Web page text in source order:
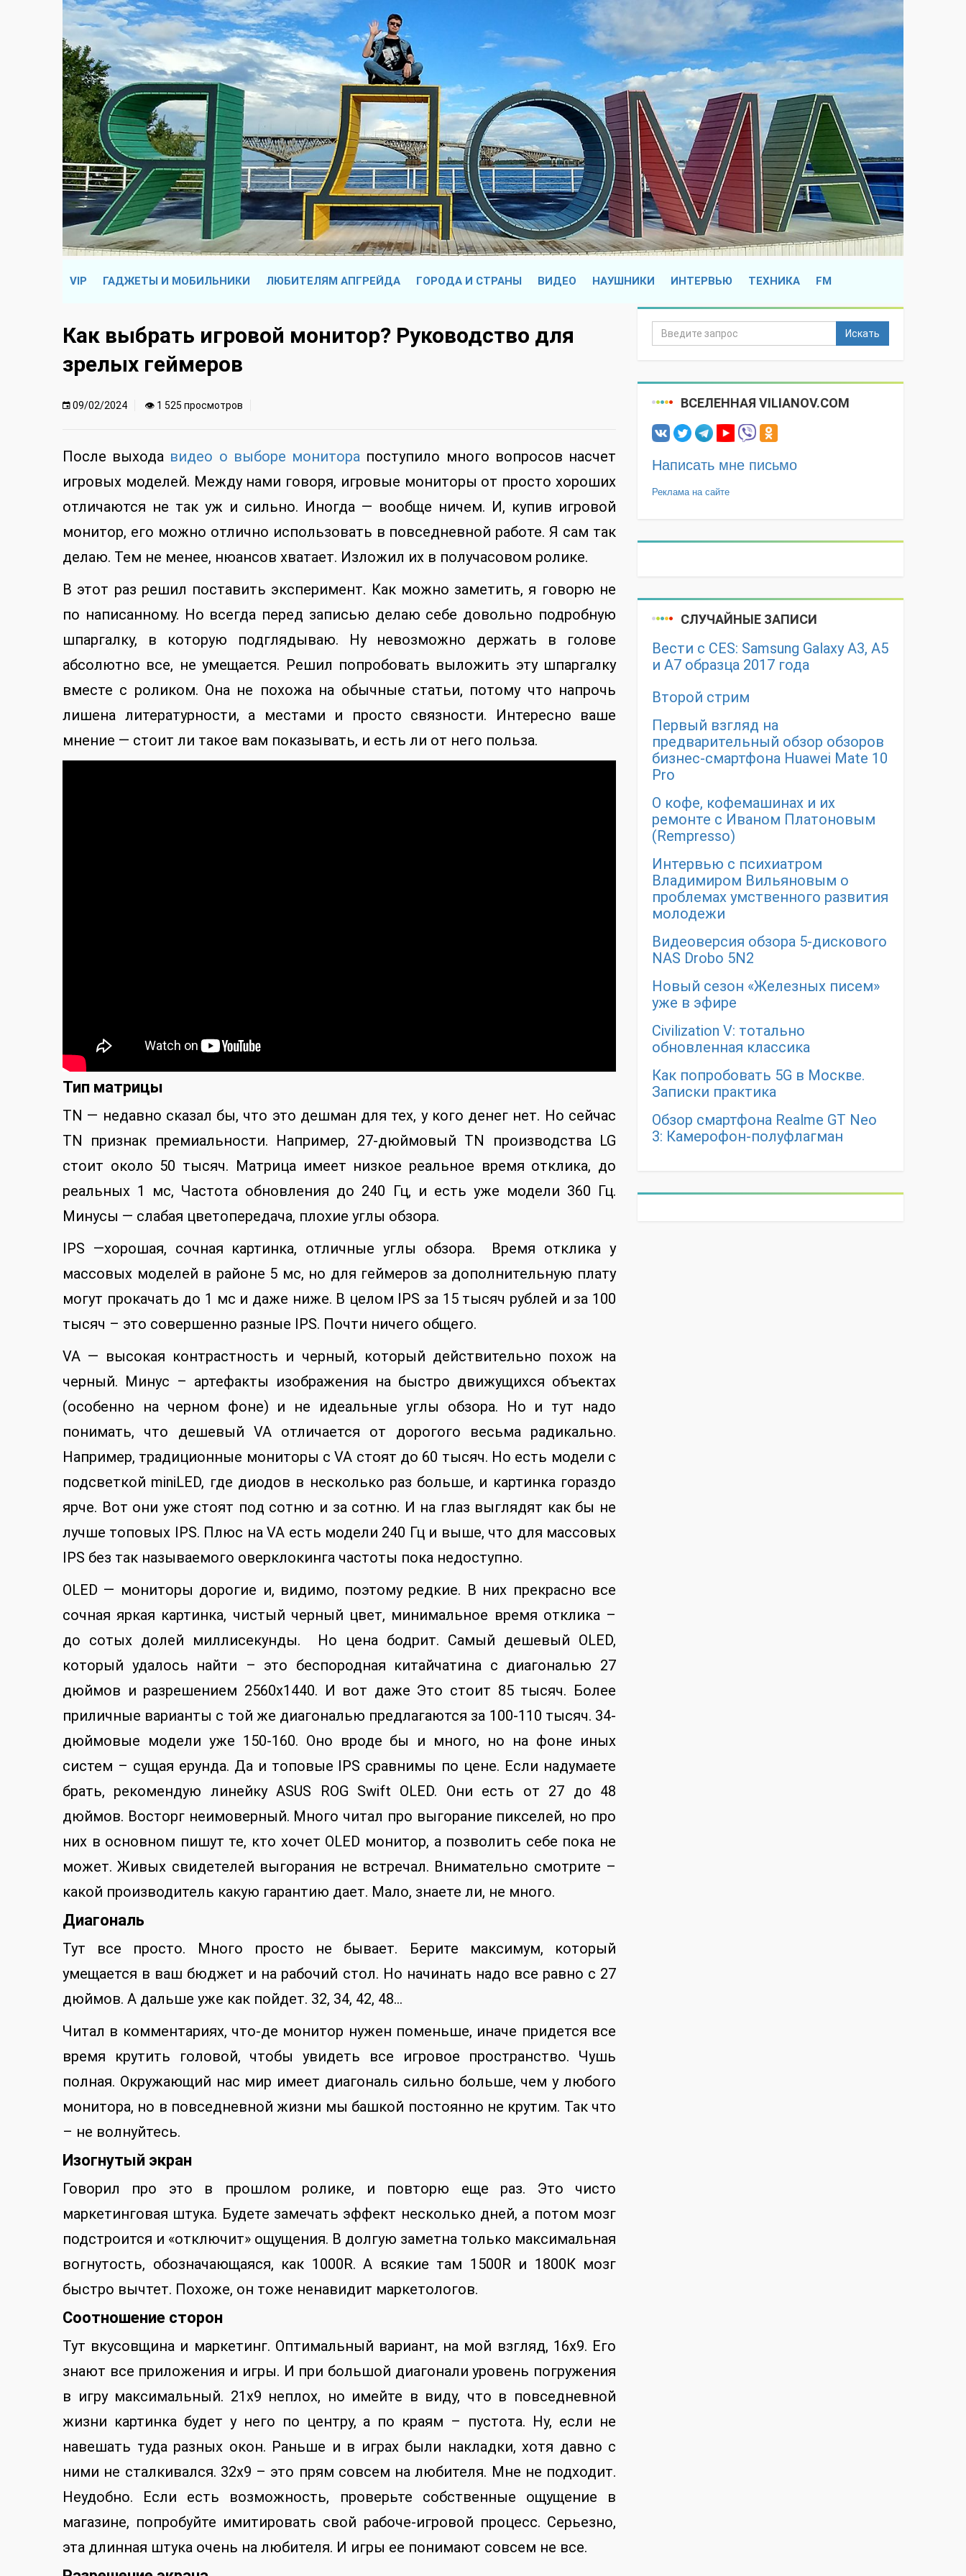
VIP ГАДЖЕТЫ И МОБИЛЬНИКИ ЛЮБИТЕЛЯМ АПГРЕЙДА ГОРОДА И СТРАНЫ ВИДЕО НАУШНИКИ ИНТЕРВЬЮ ТЕХНИКА FM
Как выбрать игровой монитор? Руководство для
зрелых геймеров
09/02/2024 👁 1 525 просмотров
После выхода видео о выборе монитора поступило много вопросов насчет
игровых моделей. Между нами говоря, игровые мониторы от просто хороших
отличаются не так уж и сильно. Иногда — вообще ничем. И, купив игровой
монитор, его можно отлично использовать в повседневной работе. Я сам так
делаю. Тем не менее, нюансов хватает. Изложил их в получасовом ролике.
В этот раз решил поставить эксперимент. Как можно заметить, я говорю не
по написанному. Но всегда перед записью делаю себе довольно подробную
шпаргалку, в которую подглядываю. Ну невозможно держать в голове
абсолютно все, не умещается. Решил попробовать выложить эту шпаргалку
вместе с роликом. Она не похожа на обычные статьи, потому что напрочь
лишена литературности, а местами и просто связности. Интересно ваше
мнение — стоит ли такое вам показывать, и есть ли от него польза.
Тип матрицы
TN — недавно сказал бы, что это дешман для тех, у кого денег нет. Но сейчас
TN признак премиальности. Например, 27-дюймовый TN производства LG
стоит около 50 тысяч. Матрица имеет низкое реальное время отклика, до
реальных 1 мс, Частота обновления до 240 Гц, и есть уже модели 360 Гц.
Минусы — слабая цветопередача, плохие углы обзора.
IPS —хорошая, сочная картинка, отличные углы обзора. Время отклика у
массовых моделей в районе 5 мс, но для геймеров за дополнительную плату
могут прокачать до 1 мс и даже ниже. В целом IPS за 15 тысяч рублей и за 100
тысяч – это совершенно разные IPS. Почти ничего общего.
VA — высокая контрастность и черный, который действительно похож на
черный. Минус – артефакты изображения на быстро движущихся объектах
(особенно на черном фоне) и не идеальные углы обзора. Но и тут надо
понимать, что дешевый VA отличается от дорогого весьма радикально.
Например, традиционные мониторы с VA стоят до 60 тысяч. Но есть модели с
подсветкой miniLED, где диодов в несколько раз больше, и картинка гораздо
ярче. Вот они уже стоят под сотню и за сотню. И на глаз выглядят как бы не
лучше топовых IPS. Плюс на VA есть модели 240 Гц и выше, что для массовых
IPS без так называемого оверклокинга частоты пока недоступно.
OLED — мониторы дорогие и, видимо, поэтому редкие. В них прекрасно все
сочная яркая картинка, чистый черный цвет, минимальное время отклика –
до сотых долей миллисекунды. Но цена бодрит. Самый дешевый OLED,
который удалось найти – это беспородная китайчатина с диагональю 27
дюймов и разрешением 2560х1440. И вот даже Это стоит 85 тысяч. Более
приличные варианты с той же диагональю предлагаются за 100-110 тысяч. 34-
дюймовые модели уже 150-160. Оно вроде бы и много, но на фоне иных
систем – сущая ерунда. Да и топовые IPS сравнимы по цене. Если надумаете
брать, рекомендую линейку ASUS ROG Swift OLED. Они есть от 27 до 48
дюймов. Восторг неимоверный. Много читал про выгорание пикселей, но про
них в основном пишут те, кто хочет OLED монитор, а позволить себе пока не
может. Живых свидетелей выгорания не встречал. Внимательно смотрите –
какой производитель какую гарантию дает. Мало, знаете ли, не много.
Диагональ
Тут все просто. Много просто не бывает. Берите максимум, который
умещается в ваш бюджет и на рабочий стол. Но начинать надо все равно с 27
дюймов. А дальше уже как пойдет. 32, 34, 42, 48…
Читал в комментариях, что-де монитор нужен поменьше, иначе придется все
время крутить головой, чтобы увидеть все игровое пространство. Чушь
полная. Окружающий нас мир имеет диагональ сильно больше, чем у любого
монитора, но в повседневной жизни мы башкой постоянно не крутим. Так что
– не волнуйтесь.
Изогнутый экран
Говорил про это в прошлом ролике, и повторю еще раз. Это чисто
маркетинговая штука. Будете замечать эффект несколько дней, а потом мозг
подстроится и «отключит» ощущения. В долгую заметна только максимальная
вогнутость, обозначающаяся, как 1000R. А всякие там 1500R и 1800К мозг
быстро вычтет. Похоже, он тоже ненавидит маркетологов.
Соотношение сторон
Тут вкусовщина и маркетинг. Оптимальный вариант, на мой взгляд, 16х9. Его
знают все приложения и игры. И при большой диагонали уровень погружения
в игру максимальный. 21х9 неплох, но имейте в виду, что в повседневной
жизни картинка будет у него по центру, а по краям – пустота. Ну, если не
навешать туда разных окон. Раньше и в играх были накладки, хотя давно с
ними не сталкивался. 32х9 – это прям совсем на любителя. Мне не подходит.
Неудобно. Если есть возможность, проверьте собственные ощущение в
магазине, попробуйте имитировать свой рабоче-игровой процесс. Серьезно,
эта длинная штука очень на любителя. И игры ее понимают совсем не все.
Искать
ВСЕЛЕННАЯ VILIANOV.COM
Написать мне письмо
Реклама на сайте
СЛУЧАЙНЫЕ ЗАПИСИ
Вести с CES: Samsung Galaxy A3, A5
и A7 образца 2017 года
Второй стрим
Первый взгляд на
предварительный обзор обзоров
бизнес-смартфона Huawei Mate 10
Pro
О кофе, кофемашинах и их
ремонте с Иваном Платоновым
(Rempresso)
Интервью с психиатром
Владимиром Вильяновым о
проблемах умственного развития
молодежи
Видеоверсия обзора 5-дискового
NAS Drobo 5N2
Новый сезон «Железных писем»
уже в эфире
Civilization V: тотально
обновленная классика
Как попробовать 5G в Москве.
Записки практика
Обзор смартфона Realme GT Neo
3: Камерофон-полуфлагман